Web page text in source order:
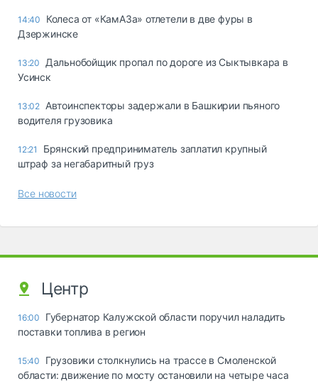
14:40
Колеса от «КамАЗа» отлетели в две фуры в
Дзержинске
13:20
Дальнобойщик пропал по дороге из Сыктывкара в
Усинск
13:02 Автоинспекторы задержали в Башкирии пьяного
водителя грузовика
12:21
Брянский предприниматель заплатил крупный
штраф за негабаритный груз
Все новости
Центр
16:00
Губернатор Калужской области поручил наладить
поставки топлива в регион
15:40
Грузовики столкнулись на трассе в Смоленской
области: движение по мосту остановили на четыре часа